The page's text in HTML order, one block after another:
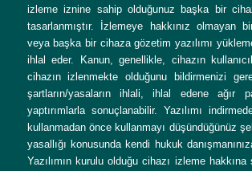
izleme iznine sahip olduğunuz başka bir
tasarlanmıştır. İzlemeye hakkınız olmayan
veya başka bir cihaza gözetim yazılımı
ihlal eder. Kanun, genellikle, cihazın
cihazın izlenmekte olduğunu bildirmenizi
şartların/yasaların ihlali, ihlal edene ağır
yaptırımlarla sonuçlanabilir. Yazılımı
kullanmadan önce kullanmayı düşündüğünüz
yasallığı konusunda kendi hukuk
Yazılımın kurulu olduğu cihazı izleme